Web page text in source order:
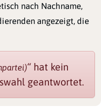
nach Nachname,
angezeigt, die
“ hat kein
geantwortet.